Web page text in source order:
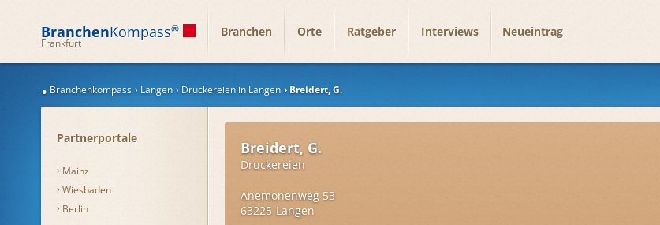
BranchenKompass®
Frankfurt
Branchen Orte Ratgeber Interviews Neueintrag
Branchenkompass Langen Druckereien in Langen Breidert, G.
Partnerportale
Mainz
Wiesbaden
Berlin
Breidert, G.
Druckereien
Anemonenweg 53
63225 Langen